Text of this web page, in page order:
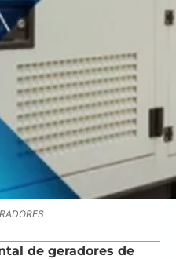
de geradores de